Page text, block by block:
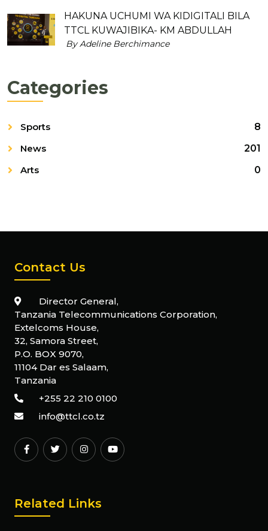
HAKUNA UCHUMI WA KIDIGITALI BILA
TTCL KUWAJIBIKA- KM ABDULLAH
By Adeline Berchimance
Categories
Sports
8
News
201
Arts
0
Contact Us
Director General,
Tanzania Telecommunications Corporation,
Extelcoms House,
32, Samora Street,
P.O. BOX 9070,
11104 Dar es Salaam,
Tanzania
+255 22 210 0100
info@ttcl.co.tz
Related Links